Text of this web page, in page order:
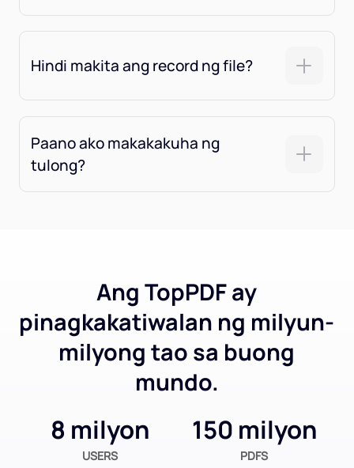
Hindi makita ang record ng file?
Paano ako makakakuha ng
tulong?
Ang TopPDF ay
pinagkakatiwalan ng milyun-
milyong tao sa buong
mundo.
8 milyon
USERS
150 milyon
PDFS